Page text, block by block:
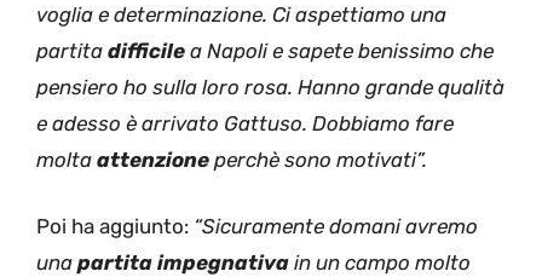
voglia e determinazione. Ci aspettiamo una
partita difficile a Napoli e sapete benissimo che
pensiero ho sulla loro rosa. Hanno grande qualità
e adesso è arrivato Gattuso. Dobbiamo fare
molta attenzione perchè sono motivati”.
Poi ha aggiunto: “Sicuramente domani avremo
una partita impegnativa in un campo molto